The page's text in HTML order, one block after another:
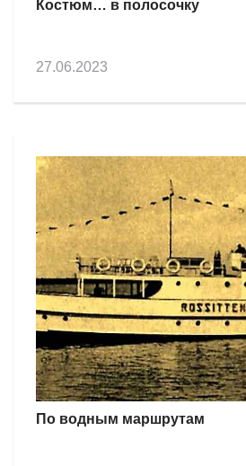
Костюм… в полосочку
27.06.2023
По водным маршрутам